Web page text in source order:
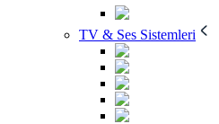
TV & Ses Sistemleri